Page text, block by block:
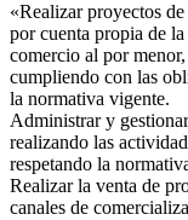
«Realizar proyectos
por cuenta propia de
comercio al por
cumpliendo con las
la normativa vigente.
Administrar y
realizando las
respetando la
Realizar la venta de
canales de